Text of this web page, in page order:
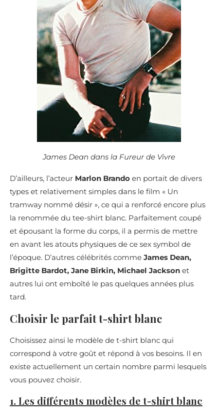
James Dean dans la Fureur de Vivre
D’ailleurs, l’acteur Marlon Brando en portait de divers
types et relativement simples dans le film « Un
tramway nommé désir », ce qui a renforcé encore plus
la renommée du tee-shirt blanc. Parfaitement coupé
et épousant la forme du corps, il a permis de mettre
en avant les atouts physiques de ce sex symbol de
l’époque. D’autres célébrités comme James Dean,
Brigitte Bardot, Jane Birkin, Michael Jackson et
autres lui ont emboîté le pas quelques années plus
tard.
Choisir le parfait t-shirt blanc
Choisissez ainsi le modèle de t-shirt blanc qui
correspond à votre goût et répond à vos besoins. Il en
existe actuellement un certain nombre parmi lesquels
vous pouvez choisir.
1. Les différents modèles de t-shirt blanc